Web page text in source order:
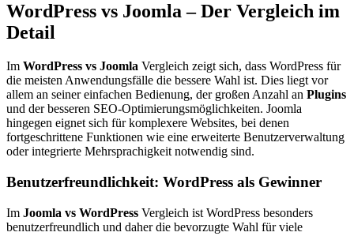
WordPress vs Joomla – Der Vergleich im
Detail
Im WordPress vs Joomla Vergleich zeigt sich, dass WordPress für
die meisten Anwendungsfälle die bessere Wahl ist. Dies liegt vor
allem an seiner einfachen Bedienung, der großen Anzahl an Plugins
und der besseren SEO-Optimierungsmöglichkeiten. Joomla
hingegen eignet sich für komplexere Websites, bei denen
fortgeschrittene Funktionen wie eine erweiterte Benutzerverwaltung
oder integrierte Mehrsprachigkeit notwendig sind.
Benutzerfreundlichkeit: WordPress als Gewinner
Im Joomla vs WordPress Vergleich ist WordPress besonders
benutzerfreundlich und daher die bevorzugte Wahl für viele